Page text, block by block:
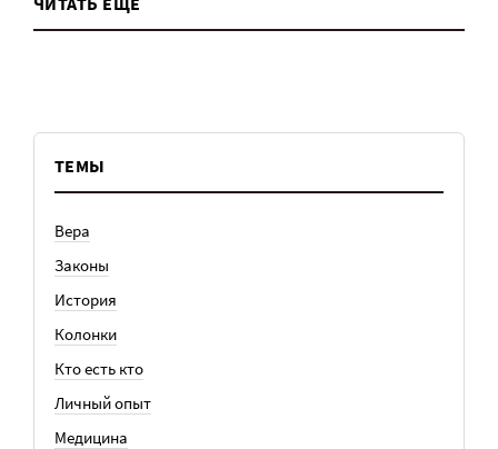
ТЕМЫ
Вера
Законы
История
Колонки
Кто есть кто
Личный опыт
Медицина